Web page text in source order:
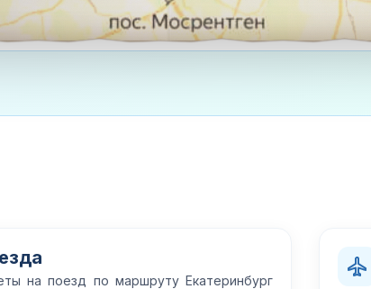
на поезд по маршруту Екатеринбург